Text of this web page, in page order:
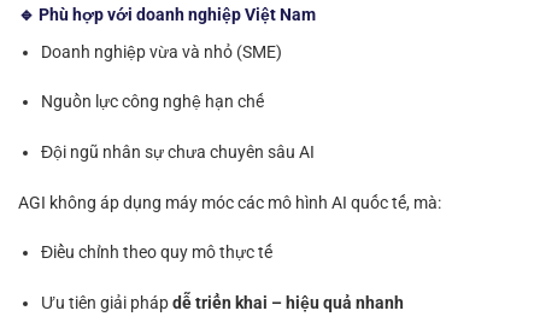
🔹 Phù hợp với doanh nghiệp Việt Nam
Doanh nghiệp vừa và nhỏ (SME)
Nguồn lực công nghệ hạn chế
Đội ngũ nhân sự chưa chuyên sâu AI
AGI không áp dụng máy móc các mô hình AI quốc tế, mà:
Điều chỉnh theo quy mô thực tế
Ưu tiên giải phápdễ triển khai – hiệu quả nhanh